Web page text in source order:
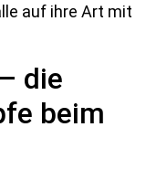
auf ihre Art mit
die
beim